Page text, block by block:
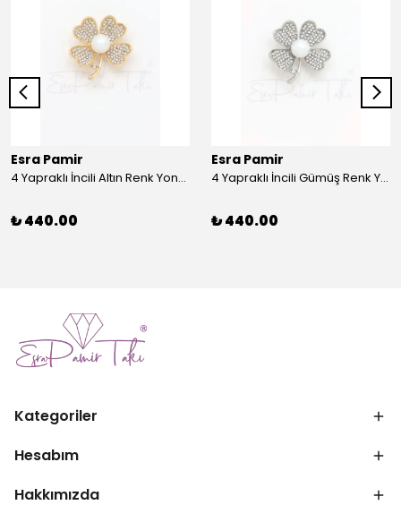
Esra Pamir
4 Yapraklı İncili Altın Renk Yonca Broş
₺ 440.00
Esra Pamir
4 Yapraklı İncili Gümüş Renk Yonca Broş
₺ 440.00
Kategoriler
Hesabım
Hakkımızda